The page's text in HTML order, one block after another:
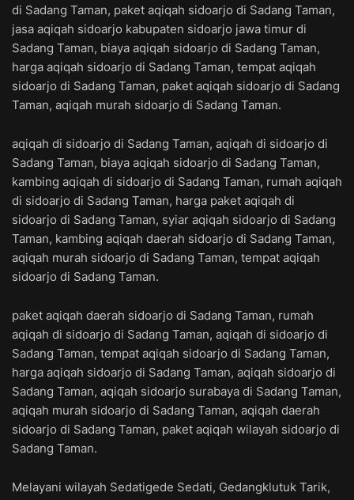
di Sadang Taman, paket aqiqah sidoarjo di Sadang Taman,
jasa aqiqah sidoarjo kabupaten sidoarjo jawa timur di
Sadang Taman, biaya aqiqah sidoarjo di Sadang Taman,
harga aqiqah sidoarjo di Sadang Taman, tempat aqiqah
sidoarjo di Sadang Taman, paket aqiqah sidoarjo di Sadang
Taman, aqiqah murah sidoarjo di Sadang Taman.
aqiqah di sidoarjo di Sadang Taman, aqiqah di sidoarjo di
Sadang Taman, biaya aqiqah sidoarjo di Sadang Taman,
kambing aqiqah di sidoarjo di Sadang Taman, rumah aqiqah
di sidoarjo di Sadang Taman, harga paket aqiqah di
sidoarjo di Sadang Taman, syiar aqiqah sidoarjo di Sadang
Taman, kambing aqiqah daerah sidoarjo di Sadang Taman,
aqiqah murah sidoarjo di Sadang Taman, tempat aqiqah
sidoarjo di Sadang Taman.
paket aqiqah daerah sidoarjo di Sadang Taman, rumah
aqiqah di sidoarjo di Sadang Taman, aqiqah di sidoarjo di
Sadang Taman, tempat aqiqah sidoarjo di Sadang Taman,
harga aqiqah sidoarjo di Sadang Taman, aqiqah sidoarjo di
Sadang Taman, aqiqah sidoarjo surabaya di Sadang Taman,
aqiqah murah sidoarjo di Sadang Taman, aqiqah daerah
sidoarjo di Sadang Taman, paket aqiqah wilayah sidoarjo di
Sadang Taman.
Melayani wilayah Sedatigede Sedati, Gedangklutuk Tarik,